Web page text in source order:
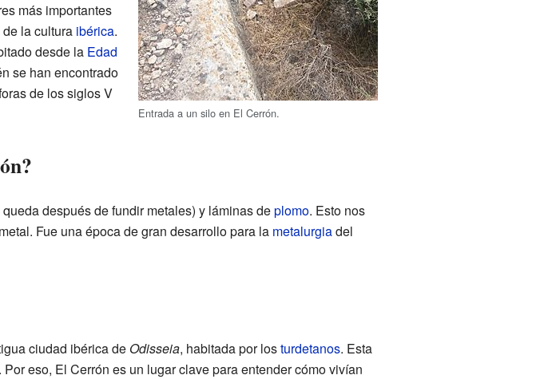
Entrada a un silo en El Cerrón.
más importantes
la cultura ibérica.
desde la Edad
se han encontrado
de los siglos V
después de fundir metales) y láminas deplomo. Esto nos
Fue una época de gran desarrollo para la metalurgiadel
ciudad ibérica de Odisseia, habitada por losturdetanos. Esta
Por eso, El Cerrón es un lugar clave para entender cómo vivían